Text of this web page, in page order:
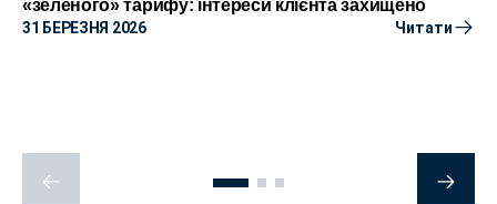
«зеленого» тарифу: інтереси клієнта захищено
31 БЕРЕЗНЯ 2026 Читати